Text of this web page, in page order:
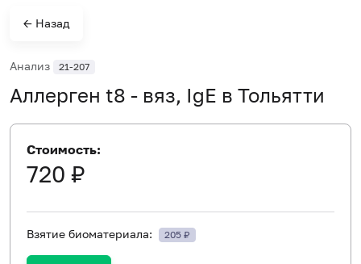
← Назад
Анализ 21-207
Аллерген t8 - вяз, IgE в Тольятти
Стоимость:
720 ₽
Взятие биоматериала: 205 ₽